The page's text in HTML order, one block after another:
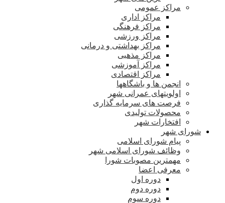
مراکز عمومی
مراکز اداری
مراکز فرهنگی
مراکز ورزشی
مراکز بهداشتی و درمانی
مراکز مذهبی
مراکز آموزشی
مراکز اقتصادی
انجمن ها و باشگاهها
اولویتهای عمرانی شهر
فرصت های سرمایه گذاری
محصولات تولیدی
افتخارات شهر
شورای شهر
پیام شورای اسلامی
وظائف شورای اسلامی شهر
مهمترین مصوبات شورا
معرفی اعضا
دوره اول
دوره دوم
دوره سوم